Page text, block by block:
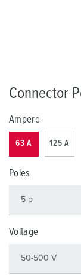
Connector
Ampere
63 A 125 A
Poles
Voltage